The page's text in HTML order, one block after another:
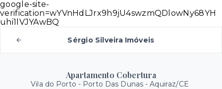
google-site-
verification=wYVnHdLJrx9h9jU4swzmQDlowNy68YH
uhi1lVJYAwBQ
Sérgio Silveira Imóveis
Apartamento Cobertura
Vila do Porto - Porto Das Dunas - Aquiraz/CE